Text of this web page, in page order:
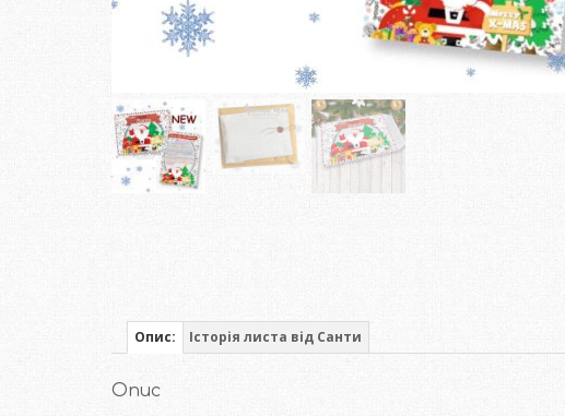
Опис: Історія листа від Санти
Опис